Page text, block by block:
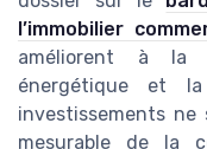
l’immobilier
améliorent à la
énergétique et
investissements ne
mesurable de la